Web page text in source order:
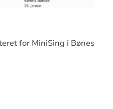
for MiniSing i Bønes